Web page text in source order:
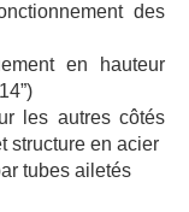
des
en hauteur
les autres côtés
structure en acier
tubes ailetés